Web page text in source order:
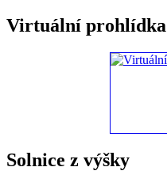
Virtuální prohlídka
Solnice z výšky